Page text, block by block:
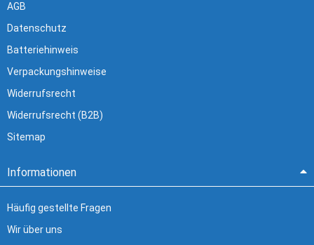
AGB
Datenschutz
Batteriehinweis
Verpackungshinweise
Widerrufsrecht
Widerrufsrecht (B2B)
Sitemap
Informationen
Häufig gestellte Fragen
Wir über uns